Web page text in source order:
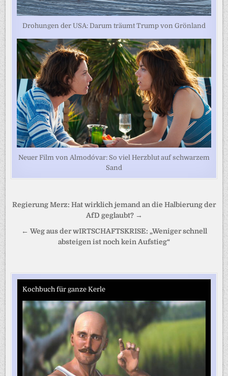
Drohungen der USA: Darum träumt Trump von Grönland
Neuer Film von Almodóvar: So viel Herzblut auf schwarzem
Sand
Beitragsnavigation
Regierung Merz: Hat wirklich jemand an die Halbierung der
AfD geglaubt? →
← Weg aus der wIRTSCHAFTSKRISE: „Weniger schnell
absteigen ist noch kein Aufstieg“
Kochbuch für ganze Kerle